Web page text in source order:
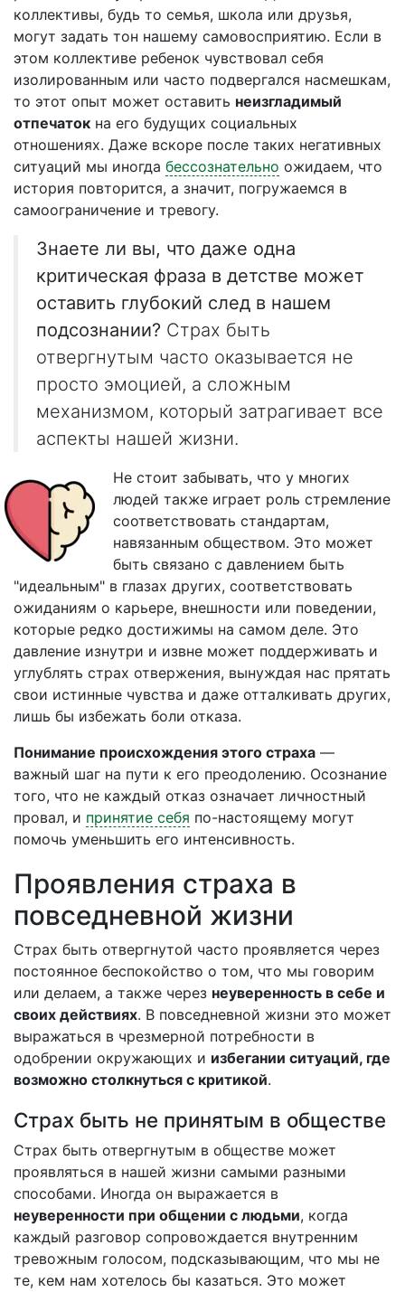
коллективы, будь то семья, школа или друзья,
могут задать тон нашему самовосприятию. Если в
этом коллективе ребенок чувствовал себя
изолированным или часто подвергался насмешкам,
то этот опыт может оставить неизгладимый
отпечаток на его будущих социальных
отношениях. Даже вскоре после таких негативных
ситуаций мы иногда бессознательно ожидаем, что
история повторится, а значит, погружаемся в
самоограничение и тревогу.
Знаете ли вы, что даже одна
критическая фраза в детстве может
оставить глубокий след в нашем
подсознании? Страх быть
отвергнутым часто оказывается не
просто эмоцией, а сложным
механизмом, который затрагивает все
аспекты нашей жизни.
Не стоит забывать, что у многих
людей также играет роль стремление
соответствовать стандартам,
навязанным обществом. Это может
быть связано с давлением быть
"идеальным" в глазах других, соответствовать
ожиданиям о карьере, внешности или поведении,
которые редко достижимы на самом деле. Это
давление изнутри и извне может поддерживать и
углублять страх отвержения, вынуждая нас прятать
свои истинные чувства и даже отталкивать других,
лишь бы избежать боли отказа.
Понимание происхождения этого страха —
важный шаг на пути к его преодолению. Осознание
того, что не каждый отказ означает личностный
провал, и принятие себя по-настоящему могут
помочь уменьшить его интенсивность.
Проявления страха в
повседневной жизни
Страх быть отвергнутой часто проявляется через
постоянное беспокойство о том, что мы говорим
или делаем, а также через неуверенность в себе и
своих действиях. В повседневной жизни это может
выражаться в чрезмерной потребности в
одобрении окружающих и избегании ситуаций, где
возможно столкнуться с критикой.
Страх быть не принятым в обществе
Страх быть отвергнутым в обществе может
проявляться в нашей жизни самыми разными
способами. Иногда он выражается в
неуверенности при общении с людьми, когда
каждый разговор сопровождается внутренним
тревожным голосом, подсказывающим, что мы не
те, кем нам хотелось бы казаться. Это может